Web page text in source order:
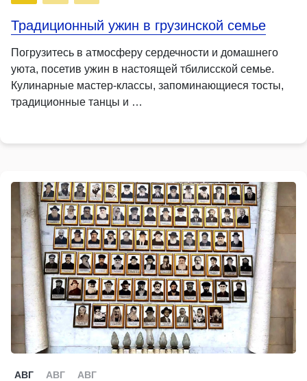
Традиционный ужин в грузинской семье
Погрузитесь в атмосферу сердечности и домашнего
уюта, посетив ужин в настоящей тбилисской семье.
Кулинарные мастер-классы, запоминающиеся тосты,
традиционные танцы и …
АВГ АВГ АВГ